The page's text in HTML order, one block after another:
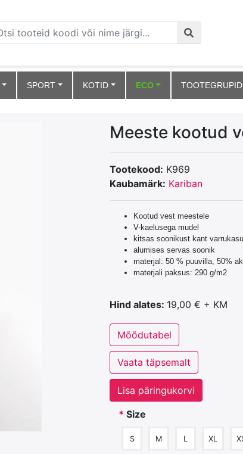
SPORT KOTID ECO TOOTEGRUPID
Meeste kootud
Tootekood: K969
Kaubamärk: Kariban
Kootud vest meestele
V-kaelusega mudel
kitsas soonikust kant
alumises servas soonik
materjal: 50 % puuvilla, 50%
materjali paksus: 290 g/m2
Hind alates: 19,00 € + KM
Mõõdutabel
Vaata täpsemalt
Lisa päringukorvi
* Size
S M L XL